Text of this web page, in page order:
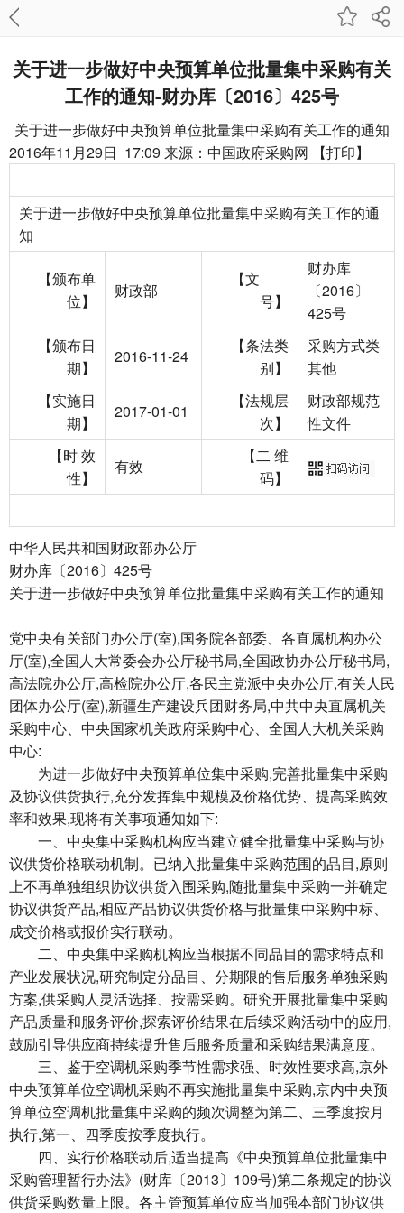
关于进一步做好中央预算单位批量集中采购有关
工作的通知-财办库〔2016〕425号
关于进一步做好中央预算单位批量集中采购有关工作的通知
2016年11月29日 17:09 来源： 中国政府采购网 【打印】
关于进一步做好中央预算单位批量集中采购有关工作的通
知
【颁布单
位】
财政部
【文
号】
财办库
〔2016〕
425号
【颁布日
期】
2016-11-24
【条法类
别】
采购方式类
其他
【实施日
期】
2017-01-01
【法规层
次】
财政部规范
性文件
【时 效
性】
有效
【二 维
码】
中华人民共和国财政部办公厅
财办库〔2016〕425号
关于进一步做好中央预算单位批量集中采购有关工作的通知
党中央有关部门办公厅(室),国务院各部委、各直属机构办公
厅(室),全国人大常委会办公厅秘书局,全国政协办公厅秘书局,
高法院办公厅,高检院办公厅,各民主党派中央办公厅,有关人民
团体办公厅(室),新疆生产建设兵团财务局,中共中央直属机关
采购中心、中央国家机关政府采购中心、全国人大机关采购
中心:
为进一步做好中央预算单位集中采购,完善批量集中采购
及协议供货执行,充分发挥集中规模及价格优势、提高采购效
率和效果,现将有关事项通知如下:
一、中央集中采购机构应当建立健全批量集中采购与协
议供货价格联动机制。已纳入批量集中采购范围的品目,原则
上不再单独组织协议供货入围采购,随批量集中采购一并确定
协议供货产品,相应产品协议供货价格与批量集中采购中标、
成交价格或报价实行联动。
二、中央集中采购机构应当根据不同品目的需求特点和
产业发展状况,研究制定分品目、分期限的售后服务单独采购
方案,供采购人灵活选择、按需采购。研究开展批量集中采购
产品质量和服务评价,探索评价结果在后续采购活动中的应用,
鼓励引导供应商持续提升售后服务质量和采购结果满意度。
三、鉴于空调机采购季节性需求强、时效性要求高,京外
中央预算单位空调机采购不再实施批量集中采购,京内中央预
算单位空调机批量集中采购的频次调整为第二、三季度按月
执行,第一、四季度按季度执行。
四、实行价格联动后,适当提高《中央预算单位批量集中
采购管理暂行办法》(财库〔2013〕109号)第二条规定的协议
供货采购数量上限。各主管预算单位应当加强本部门协议供